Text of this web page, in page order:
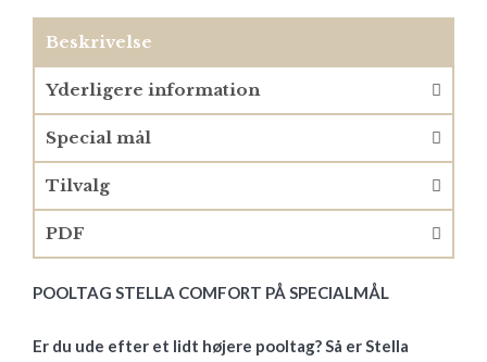
Beskrivelse
Yderligere information
Special mål
Tilvalg
PDF
POOLTAG STELLA COMFORT PÅ SPECIALMÅL
Er du ude efter et lidt højere pooltag? Så er Stella